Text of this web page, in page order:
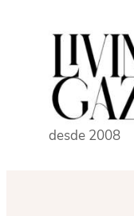
conteúdo
desde 2008